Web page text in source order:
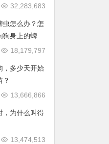
32,283,683
虫怎么办？怎
狗身上的蜱
18,179,797
，多少天开始
？
13,666,866
，为什么叫得
13,474,513